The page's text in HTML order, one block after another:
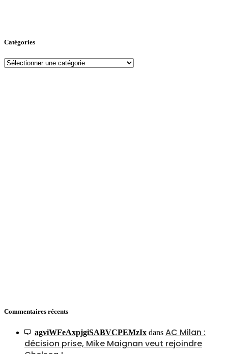
Catégories
Commentaires récents
agviWFeAxpjgiSABVCPEMzIx dans AC Milan :
décision prise, Mike Maignan veut rejoindre